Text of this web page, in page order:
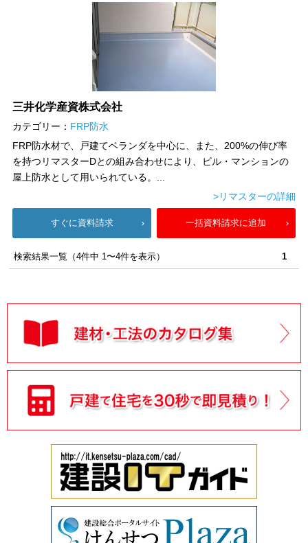
三井化学産資株式会社
カテゴリー： FRP防水
FRP防水材で、戸建てベランダを中心に、また、200%の伸び率
を持つリマスターDとの組み合わせにより、ビル・マンションの
屋上防水として用いられている。...
>リマスターの詳細
すぐに資料請求 一括資料請求に追加
検索結果一覧（4件中 1〜4件を表示） 1